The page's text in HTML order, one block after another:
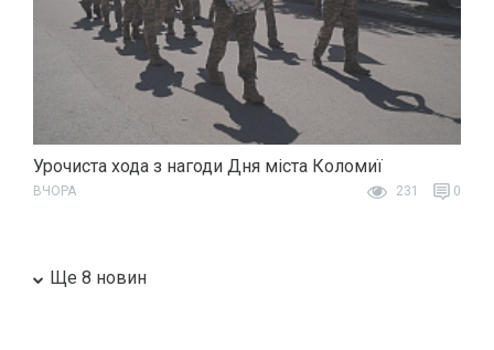
Урочиста хода з нагоди Дня міста Коломиї
ВЧОРА 231 0
Ще 8 новин